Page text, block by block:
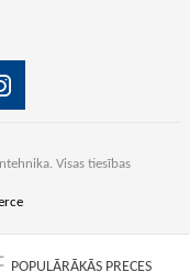
Visas tiesības
POPULĀRĀKĀS PRECES